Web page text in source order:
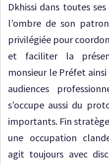
Dkhissi dans toutes
l’ombre de son
privilégiée pour
et faciliter la
monsieur le Préfet ainsi
audiences
s’occupe aussi du
importants. Fin stratège
une occupation
agit toujours avec